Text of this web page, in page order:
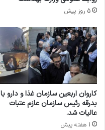
o
r
p
o
r
a
e
V
s
i
۱
۸
۰
۰
غ
ر
ه
د
ر
م
س
5 روز پیش
کاروان اربعین سازمان غذا و دارو با
بدرقه رئیس سازمان عازم عتبات
عالیات شد.
1 هفته پیش